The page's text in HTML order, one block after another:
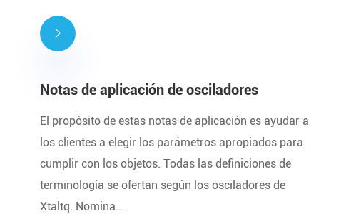

Notas de aplicación de osciladores
El propósito de estas notas de aplicación es ayudar a
los clientes a elegir los parámetros apropiados para
cumplir con los objetos. Todas las definiciones de
terminología se ofertan según los osciladores de
Xtaltq. Nomina...